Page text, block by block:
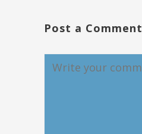
Post a Comment